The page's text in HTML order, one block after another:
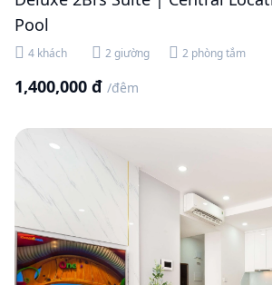
Pool
4 khách 2 giường 2 phòng tắm
1,400,000 đ /đêm